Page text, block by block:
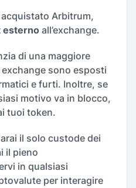
Arbitrum,
esterno all’exchange.
di una maggiore
sono esposti
e furti. Inoltre, se
motivo va in blocco,
tuoi token.
il solo custode dei
il pieno
in qualsiasi
per interagire